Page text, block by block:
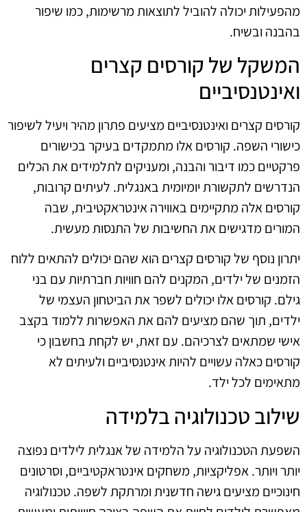
מהפעילות יכולה להוביל לתוצאות מרשימות, כמו שיפור
בהבנה ובשיח.
המשקל של קורסים קצרים
ואינטנסיביים
קורסים קצרים ואינטנסיביים מציעים פתרון מהיר ויעיל לשיפור
כישורי השפה. קורסים אלו מתמקדים בעיקר בכישורים
פרקטיים כמו דיבור והבנה, ומעניקים לתלמידים את הכלים
הנדרשים לתקשורת יומיומית באנגלית. לעיתים קרובות,
קורסים אלה מתקיימים באווירה אינטראקטיבית, שבה
המורים מדגישים את החשיבות של התנסות מעשית.
יתרון נוסף של קורסים קצרים הוא שהם יכולים להתאים ללוח
הזמנים של ילדים, המקנים להם חוויות חברתיות עם בני
גילם. קורסים אלו יכולים לשפר את הביטחון העצמי של
ילדים, תוך שהם מציעים להם את האפשרות ללמוד בקצב
אישי שמתאים לצרכיהם. עם זאת, יש לקחת בחשבון כי
קורסים כאלה עשויים להיות אינטנסיביים ולעיתים לא
מתאימים לכל ילד.
שילוב טכנולוגיה בלמידה
השפעת הטכנולוגיה על הלמידה של אנגלית לילדים נפוצה
יותר ויותר. אפליקציות, משחקים אינטראקטיביים, וסרטונים
חינוכיים מציעים גישה חדשנית ומרתקת לשפה. טכנולוגיה